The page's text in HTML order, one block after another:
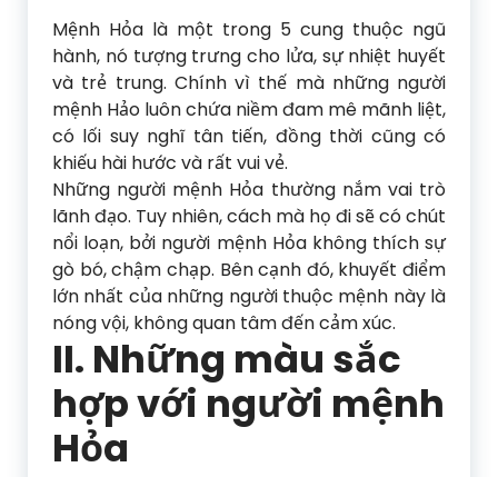
Mệnh Hỏa là một trong 5 cung thuộc ngũ
hành, nó tượng trưng cho lửa, sự nhiệt huyết
và trẻ trung. Chính vì thế mà những người
mệnh Hảo luôn chứa niềm đam mê mãnh liệt,
có lối suy nghĩ tân tiến, đồng thời cũng có
khiếu hài hước và rất vui vẻ.
Những người mệnh Hỏa thường nắm vai trò
lãnh đạo. Tuy nhiên, cách mà họ đi sẽ có chút
nổi loạn, bởi người mệnh Hỏa không thích sự
gò bó, chậm chạp. Bên cạnh đó, khuyết điểm
lớn nhất của những người thuộc mệnh này là
nóng vội, không quan tâm đến cảm xúc.
II. Những màu sắc
hợp với người mệnh
Hỏa